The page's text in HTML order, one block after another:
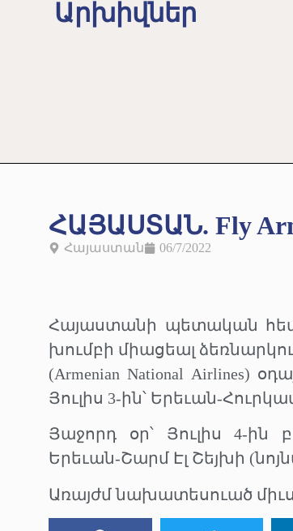
Արխիվներ
ՀԱՅԱՍՏԱՆ. Fly
Հայաստան 06/7/2022
Հայաստանի պետական
խումբի միացեալ
(Armenian National Airlines)
Յուլիս 3-ին՝ Երեւան-
Յաջորդ օր՝ Յուլիս 4-ին
Երեւան-Շարմ Էլ Շեյխի
Առայժմ նախատեսուած միւս